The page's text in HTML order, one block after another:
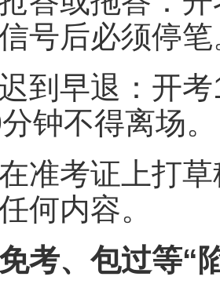
号后必须停笔
早退：开考
钟不得离场。
考证上打草
何内容。
免考、包过等“